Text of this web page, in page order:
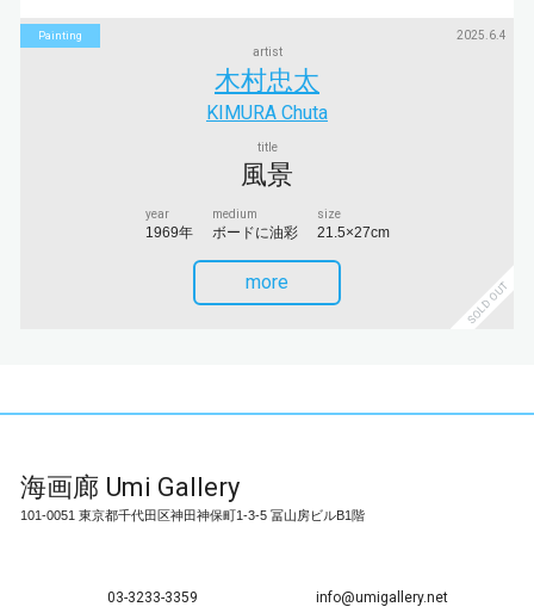
Painting
2025.6.4
artist
木村忠太
KIMURA Chuta
title
風景
year
1969年
medium
ボードに油彩
size
21.5×27cm
SOLD OUT
more
海画廊 Umi Gallery
101-0051 東京都千代田区神田神保町1-3-5 冨山房ビルB1階
03-3233-3359 info@umigallery.net